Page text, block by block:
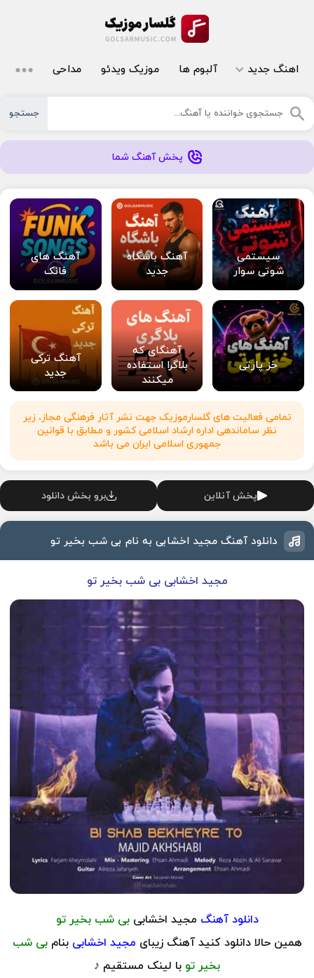
اهنگ جدید آلبوم ها موزیک ویدئو مداحی
جستجو
پخش آهنگ شما
سیستمی
شوتی سوار
آهنگ باشگاه
جدید
آهنگ های
فانک
خز پارتی
آهنگای که
بلاگرا استفاده
میکنند
آهنگ ترکی
جدید
تمامی فعالیت های گلسارموزیک جهت نشر آثار فرهنگی مجاز، زیر
نظر ساماندهی اداره ارشاد اسلامی کشور و مطابق با قوانین
جمهوری اسلامی ایران می باشد
پخش آنلاین برو بخش دانلود
دانلود آهنگ مجید اخشابی به نام بی شب بخیر تو
مجید اخشابی بی شب بخیر تو
دانلود آهنگ مجید اخشابی بی شب بخیر تو
همین حالا دانلود کنید آهنگ زیبای مجید اخشابی بنام بی شب
بخیر تو با لینک مستقیم ♪